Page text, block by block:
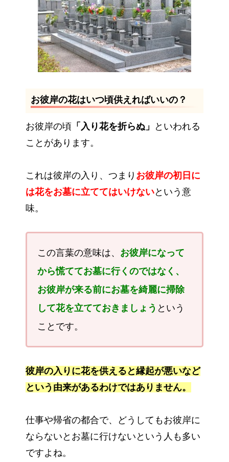
お彼岸の花はいつ頃供えればいいの？
お彼岸の頃 「入り花を折らぬ」
といわれる
ことがあります。
これは彼岸の入り、つまり お彼岸の初日に
は花をお墓に立ててはいけないという意
味。
この言葉の意味は、 お彼岸になって
から慌ててお墓に行くのではなく、
お彼岸が来る前にお墓を綺麗に掃除
して花を立てておきましょう という
ことです。
彼岸の入りに花を供えると縁起が悪いなど
という由来があるわけではありません。
仕事や帰省の都合で、どうしてもお彼岸に
ならないとお墓に行けないという人も多い
ですよね。